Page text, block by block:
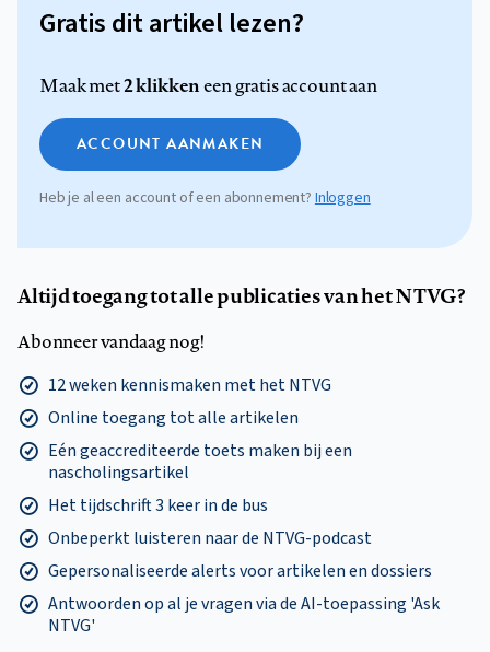
Gratis dit artikel lezen?
Maak met2 klikkeneen gratis account aan
ACCOUNT AANMAKEN
Heb je al een account of een abonnement? Inloggen
Altijd toegang tot alle publicaties van het NTVG?
Abonneer vandaag nog!
12 weken kennismaken met het NTVG
Online toegang tot alle artikelen
Eén geaccrediteerde toets maken bij een
nascholingsartikel
Het tijdschrift 3 keer in de bus
Onbeperkt luisteren naar de NTVG-podcast
Gepersonaliseerde alerts voor artikelen en dossiers
Antwoorden op al je vragen via de AI-toepassing 'Ask
NTVG'